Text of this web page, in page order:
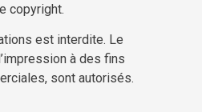
copyright.
est interdite. Le
à des fins
sont autorisés.